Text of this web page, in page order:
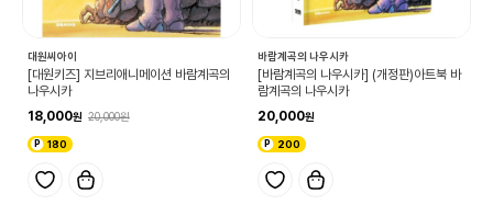
대원씨아이
[대원키즈] 지브리애니메이션 바람계곡의
나우시카
18,000
20,000
180
바람계곡의 나우시카
[바람계곡의 나우시카] (개정판)아트북 바
람계곡의 나우시카
20,000
200